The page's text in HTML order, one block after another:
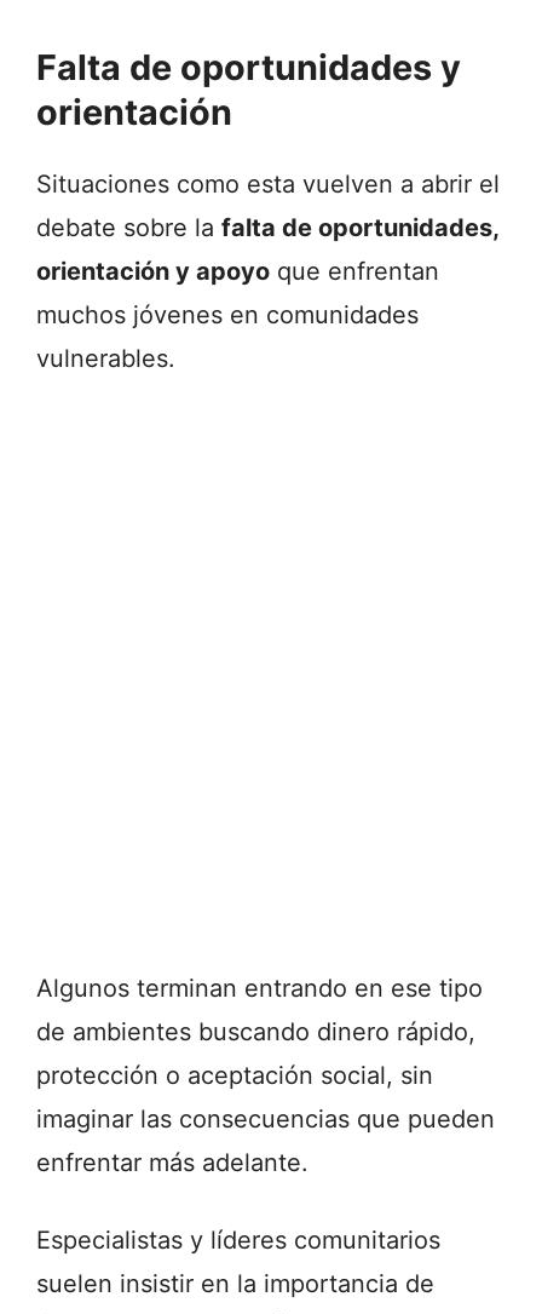
Falta de oportunidades y
orientación
Situaciones como esta vuelven a abrir el
debate sobre la falta de oportunidades,
orientación y apoyo que enfrentan
muchos jóvenes en comunidades
vulnerables.
Algunos terminan entrando en ese tipo
de ambientes buscando dinero rápido,
protección o aceptación social, sin
imaginar las consecuencias que pueden
enfrentar más adelante.
Especialistas y líderes comunitarios
suelen insistir en la importancia de